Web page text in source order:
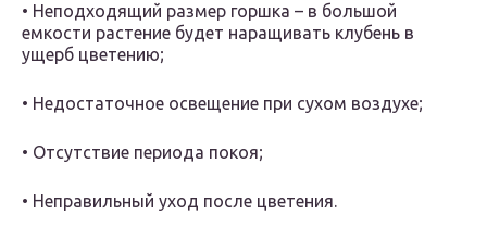
• Неподходящий размер горшка – в большой
емкости растение будет наращивать клубень в
ущерб цветению;
• Недостаточное освещение при сухом воздухе;
• Отсутствие периода покоя;
• Неправильный уход после цветения.